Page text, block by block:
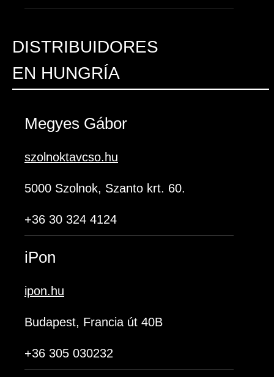
DISTRIBUIDORES
EN HUNGRÍA
Megyes Gábor
szolnoktavcso.hu
5000 Szolnok, Szanto krt. 60.
+36 30 324 4124
iPon
ipon.hu
Budapest, Francia út 40B
+36 305 030232